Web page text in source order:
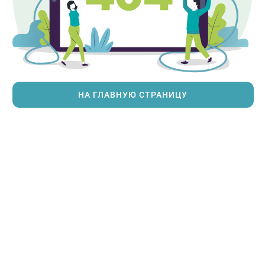
НА ГЛАВНУЮ СТРАНИЦУ